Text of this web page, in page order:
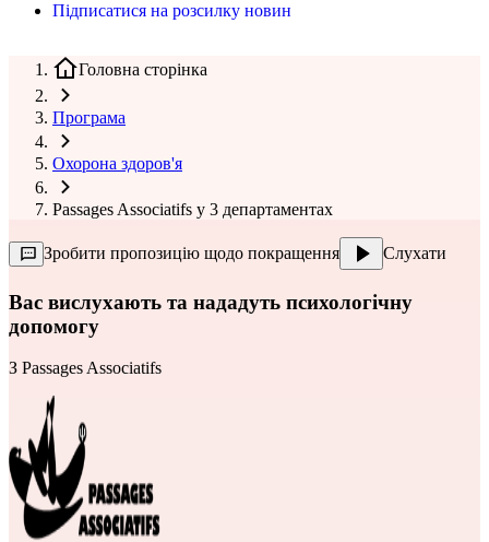
Підписатися на розсилку новин
Головна сторінка
Програма
Охорона здоров'я
Passages Associatifs у 3 департаментах
Зробити пропозицію щодо покращення Слухати
Вас вислухають та нададуть психологічну
допомогу
З Passages Associatifs